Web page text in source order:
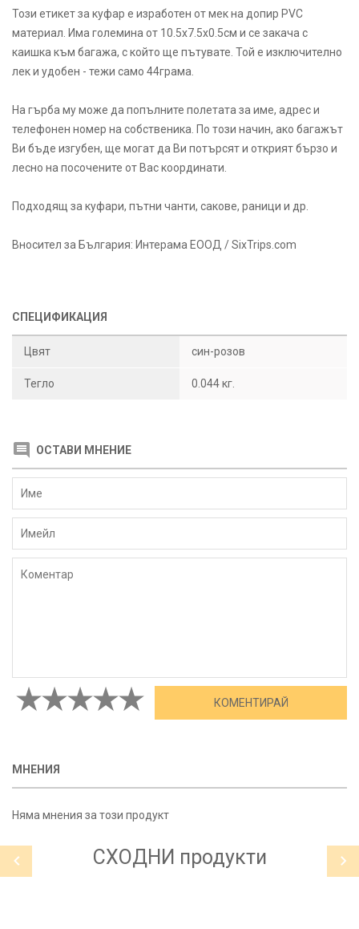
Този етикет за куфар е изработен от мек на допир PVC
материал. Има големина от 10.5х7.5х0.5см и се закача с
каишка към багажа, с който ще пътувате. Той е изключително
лек и удобен - тежи само 44грама.
На гърба му може да попълните полетата за име, адрес и
телефонен номер на собственика. По този начин, ако багажът
Ви бъде изгубен, ще могат да Ви потърсят и открият бързо и
лесно на посочените от Вас координати.
Подходящ за куфари, пътни чанти, сакове, раници и др.
Вносител за България: Интерама ЕООД / SixTrips.com
СПЕЦИФИКАЦИЯ
Цвят син-розов
Тегло 0.044 кг.
ОСТАВИ МНЕНИЕ
МНЕНИЯ
Няма мнения за този продукт
СХОДНИ продукти